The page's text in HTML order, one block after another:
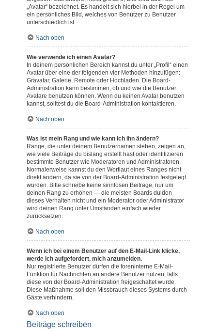
„Avatar“ bezeichnet. Es handelt sich hierbei in der Regel um
ein persönliches Bild, welches von Benutzer zu Benutzer
unterschiedlich ist.
Nach oben
Wie verwende ich einen Avatar?
In deinem persönlichen Bereich kannst du unter „Profil“ einen
Avatar über eine der folgenden vier Methoden hinzufügen:
Gravatar, Galerie, Remote oder Hochladen. Die Board-
Administration kann bestimmen, ob und wie die Benutzer
Avatare benutzen können. Wenn du keinen Avatar benutzen
kannst, solltest du die Board-Administration kontaktieren.
Nach oben
Was ist mein Rang und wie kann ich ihn ändern?
Ränge, die unter deinem Benutzernamen stehen, zeigen an,
wie viele Beiträge du bislang erstellt hast oder identifizieren
bestimmte Benutzer wie Moderatoren und Administratoren.
Normalerweise kannst du den Wortlaut eines Ranges nicht
direkt ändern, da sie von der Board-Administration festgelegt
wurden. Bitte schreibe keine sinnlosen Beiträge, nur um
deinen Rang zu erhöhen — die meisten Boards dulden
dieses Verhalten nicht und ein Moderator oder Administrator
wird deinen Rang unter Umständen einfach wieder
zurücksetzen.
Nach oben
Wenn ich bei einem Benutzer auf den E-Mail-Link klicke,
werde ich aufgefordert, mich anzumelden.
Nur registrierte Benutzer dürfen die foreninterne E-Mail-
Funktion für Nachrichten an andere Benutzer nutzen, falls
diese von der Board-Administration freigeschaltet wurde.
Diese Maßnahme soll den Missbrauch dieses Systems durch
Gäste verhindern.
Nach oben
Beiträge schreiben